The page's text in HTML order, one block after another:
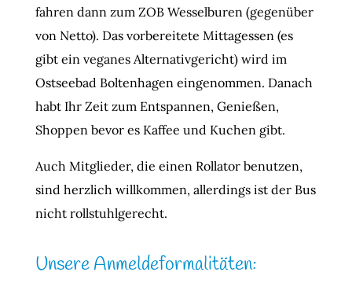
fahren dann zum ZOB Wesselburen (gegenüber
von Netto). Das vorbereitete Mittagessen (es
gibt ein veganes Alternativgericht) wird im
Ostseebad Boltenhagen eingenommen. Danach
habt Ihr Zeit zum Entspannen, Genießen,
Shoppen bevor es Kaffee und Kuchen gibt.
Auch Mitglieder, die einen Rollator benutzen,
sind herzlich willkommen, allerdings ist der Bus
nicht rollstuhlgerecht.
Unsere Anmeldeformalitäten: